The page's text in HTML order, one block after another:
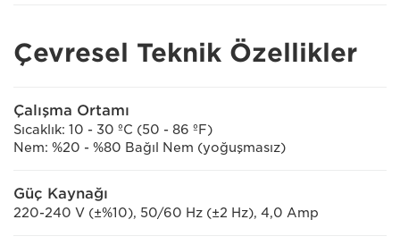
Çevresel Teknik Özellikler
Çalışma Ortamı
Sıcaklık: 10 - 30 ºC (50 - 86 ºF)
Nem: %20 - %80 Bağıl Nem (yoğuşmasız)
Güç Kaynağı
220-240 V (±%10), 50/60 Hz (±2 Hz), 4,0 Amp